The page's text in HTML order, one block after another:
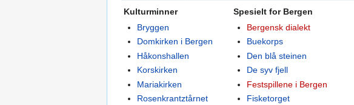
Kulturminner
Bryggen
Domkirken i Bergen
Håkonshallen
Korskirken
Mariakirken
Rosenkrantztårnet
Spesielt for Bergen
Bergensk dialekt
Buekorps
Den blå steinen
De syv fjell
Festspillene i Bergen
Fisketorget